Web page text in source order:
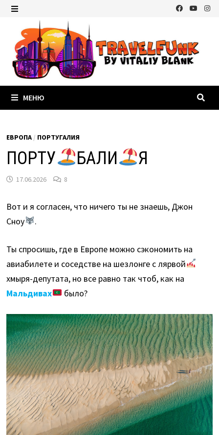
Перейти
содержимому
МЕНЮ
ЕВРОПА / ПОРТУГАЛИЯ
ПОРТУ БАЛИ Я
17.06.2026 8
Вот и я согласен, что ничего ты не знаешь, Джон
Сноу
.
Ты спросишь, где в Европе можно сэкономить на
авиабилете и соседстве на шезлонге с лярвой
хмыря-депутата, но все равно так чтоб, как на
Мальдивах
было?